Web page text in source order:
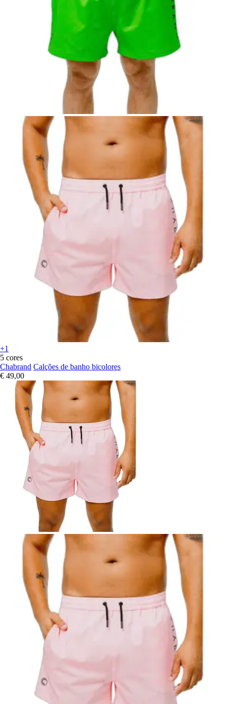
+1
5 cores
Chabrand Calções de banho bicolores
€ 49,00